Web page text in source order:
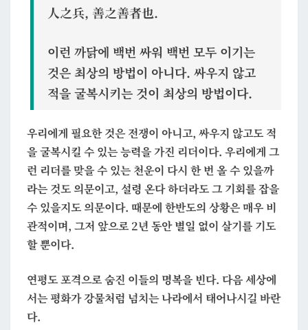
人之兵, 善之善者也.
이런 까닭에 백번 싸워 백번 모두 이기는
것은 최상의 방법이 아니다. 싸우지 않고
적을 굴복시키는 것이 최상의 방법이다.
우리에게 필요한 것은 전쟁이 아니고, 싸우지 않고도 적
을 굴복시킬 수 있는 능력을 가진 리더이다. 우리에게 그
런 리더를 맞을 수 있는 천운이 다시 한 번 올 수 있을까
라는 것도 의문이고, 설령 온다 하더라도 그 기회를 잡을
수 있을지도 의문이다. 때문에 한반도의 상황은 매우 비
관적이며, 그저 앞으로 2년 동안 별일 없이 살기를 기도
할 뿐이다.
연평도 포격으로 숨진 이들의 명복을 빈다. 다음 세상에
서는 평화가 강물처럼 넘치는 나라에서 태어나시길 바란
다.